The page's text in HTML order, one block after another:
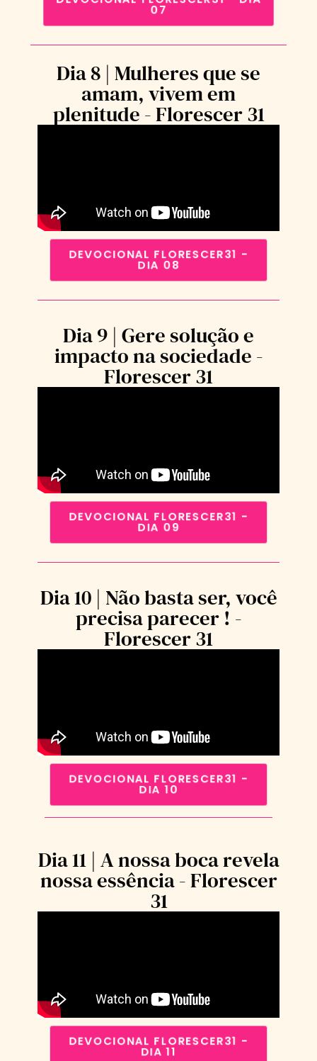
07
Dia 8 | Mulheres que se
amam, vivem em
plenitude - Florescer 31
DEVOCIONAL FLORESCER31 -
DIA 08
Dia 9 | Gere solução e
impacto na sociedade -
Florescer 31
DEVOCIONAL FLORESCER31 -
DIA 09
Dia 10 | Não basta ser, você
precisa parecer ! -
Florescer 31
DEVOCIONAL FLORESCER31 -
DIA 10
Dia 11 | A nossa boca revela
nossa essência - Florescer
31
DEVOCIONAL FLORESCER31 -
DIA 11